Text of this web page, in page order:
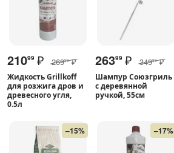
21099 ₽ 26999 ₽
Жидкость Grillkoff
для розжига дров и
древесного угля,
0.5л
26399 ₽ 34999 ₽
Шампур Союзгриль
с деревянной
ручкой, 55см
–15% –17%